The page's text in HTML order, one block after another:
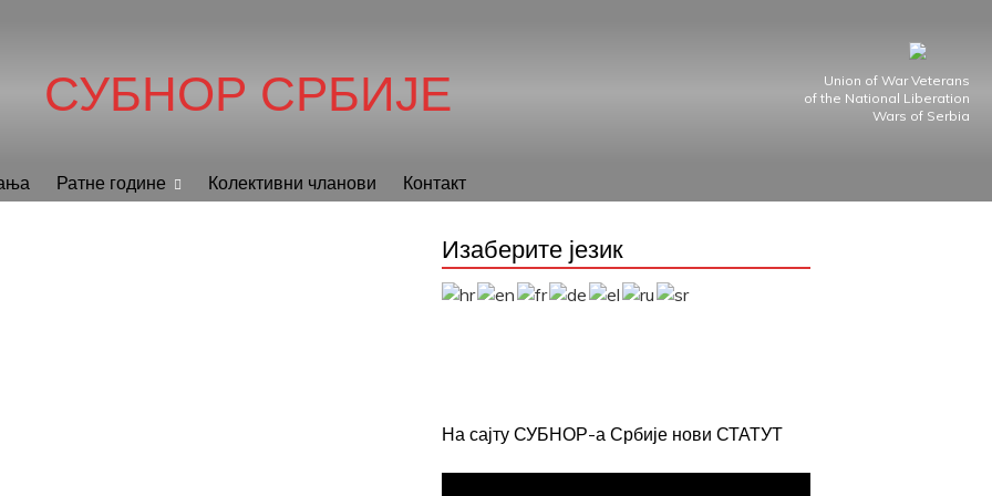
СУБНОР СРБИЈЕ
Union of War Veterans
of the National Liberation
Wars of Serbia
Ратне године Колективни чланови Контакт
Изаберите језик
На сајту СУБНОР-а Србије нови СТАТУТ